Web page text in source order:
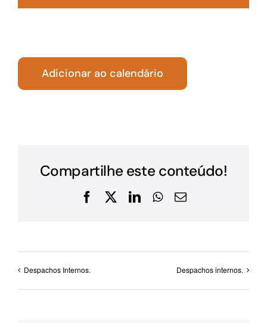
Adicionar ao calendário
Compartilhe este conteúdo!
Facebook
X LinkedInWhatsApp
E-
Despachos Internos. Despachos internos.